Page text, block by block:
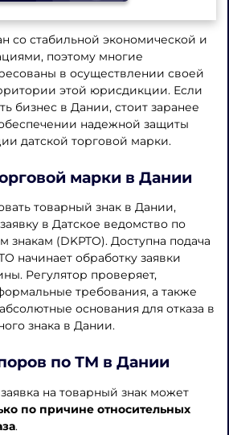
со стабильной экономической и
поэтому многие
в осуществлении своей
этой юрисдикции. Если
бизнес в Дании, стоит заранее
надежной защиты
датской торговой марки.
марки в Дании
товарный знак в Дании,
в Датское ведомство по
знакам (DKPTO). Доступна подача
начинает обработку заявки
Регулятор проверяет,
требования, а также
основания для отказа в
знака в Дании.
по ТМ в Дании
на товарный знак может
по причине относительных
.